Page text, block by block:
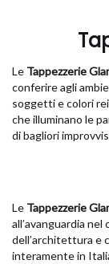
Le Tappezzerie
conferire agli
soggetti e colori
che illuminano le
di bagliori
Le Tappezzerie
all’avanguardia
dell’architettura e
interamente in